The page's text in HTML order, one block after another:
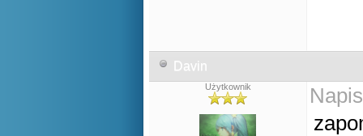
Davin
Użytkownik